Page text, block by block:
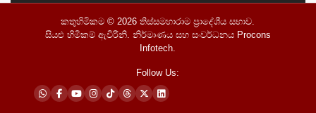
කතුහිමිකම © 2026තිස්සමහාරාම ප්‍රාදේශීය සභාව.
සියළු හිමිකම් ඇවිරිනි. නිර්මාණය සහ සංවර්ධනය Procons
Infotech.
Follow Us: